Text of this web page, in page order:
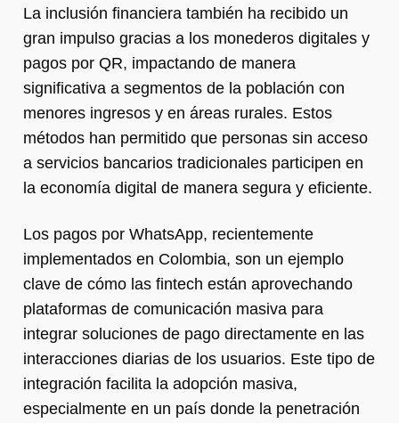
La inclusión financiera también ha recibido un
gran impulso gracias a los monederos digitales y
pagos por QR, impactando de manera
significativa a segmentos de la población con
menores ingresos y en áreas rurales. Estos
métodos han permitido que personas sin acceso
a servicios bancarios tradicionales participen en
la economía digital de manera segura y eficiente.
Los pagos por WhatsApp, recientemente
implementados en Colombia, son un ejemplo
clave de cómo las fintech están aprovechando
plataformas de comunicación masiva para
integrar soluciones de pago directamente en las
interacciones diarias de los usuarios. Este tipo de
integración facilita la adopción masiva,
especialmente en un país donde la penetración